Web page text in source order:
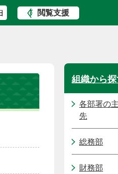
閲覧支援
組織から
各部署の
先
総務部
財務部